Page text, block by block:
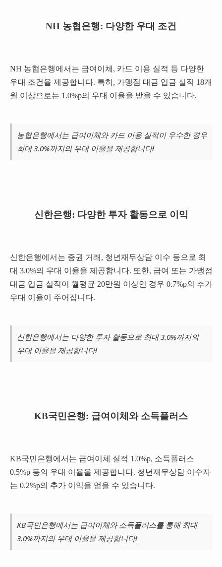
NH 농협은행: 다양한 우대 조건
NH 농협은행에서는 급여이체, 카드 이용 실적 등 다양한
우대 조건을 제공합니다. 특히, 가맹점 대금 입금 실적 18개
월 이상으로는 1.0%p의 우대 이율을 받을 수 있습니다.
농협은행에서는 급여이체와 카드 이용 실적이 우수한 경우
최대 3.0%까지의 우대 이율을 제공합니다!
신한은행: 다양한 투자 활동으로 이익
신한은행에서는 증권 거래, 청년재무상담 이수 등으로 최
대 3.0%의 우대 이율을 제공합니다. 또한, 급여 또는 가맹점
대금 입금 실적이 월평균 20만원 이상인 경우 0.7%p의 추가
우대 이율이 주어집니다.
신한은행에서는 다양한 투자 활동으로 최대 3.0%까지의
우대 이율을 제공합니다!
KB국민은행: 급여이체와 소득플러스
KB국민은행에서는 급여이체 실적 1.0%p, 소득플러스
0.5%p 등의 우대 이율을 제공합니다. 청년재무상담 이수자
는 0.2%p의 추가 이익을 얻을 수 있습니다.
KB국민은행에서는 급여이체와 소득플러스를 통해 최대
3.0%까지의 우대 이율을 제공합니다!